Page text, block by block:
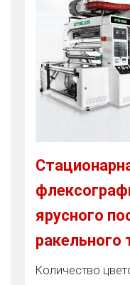
ярусного
ракельного
Количество